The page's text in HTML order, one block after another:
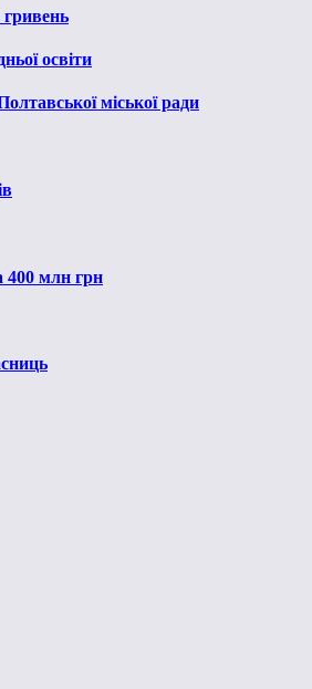
гривень
освіти
міської ради
400 млн грн